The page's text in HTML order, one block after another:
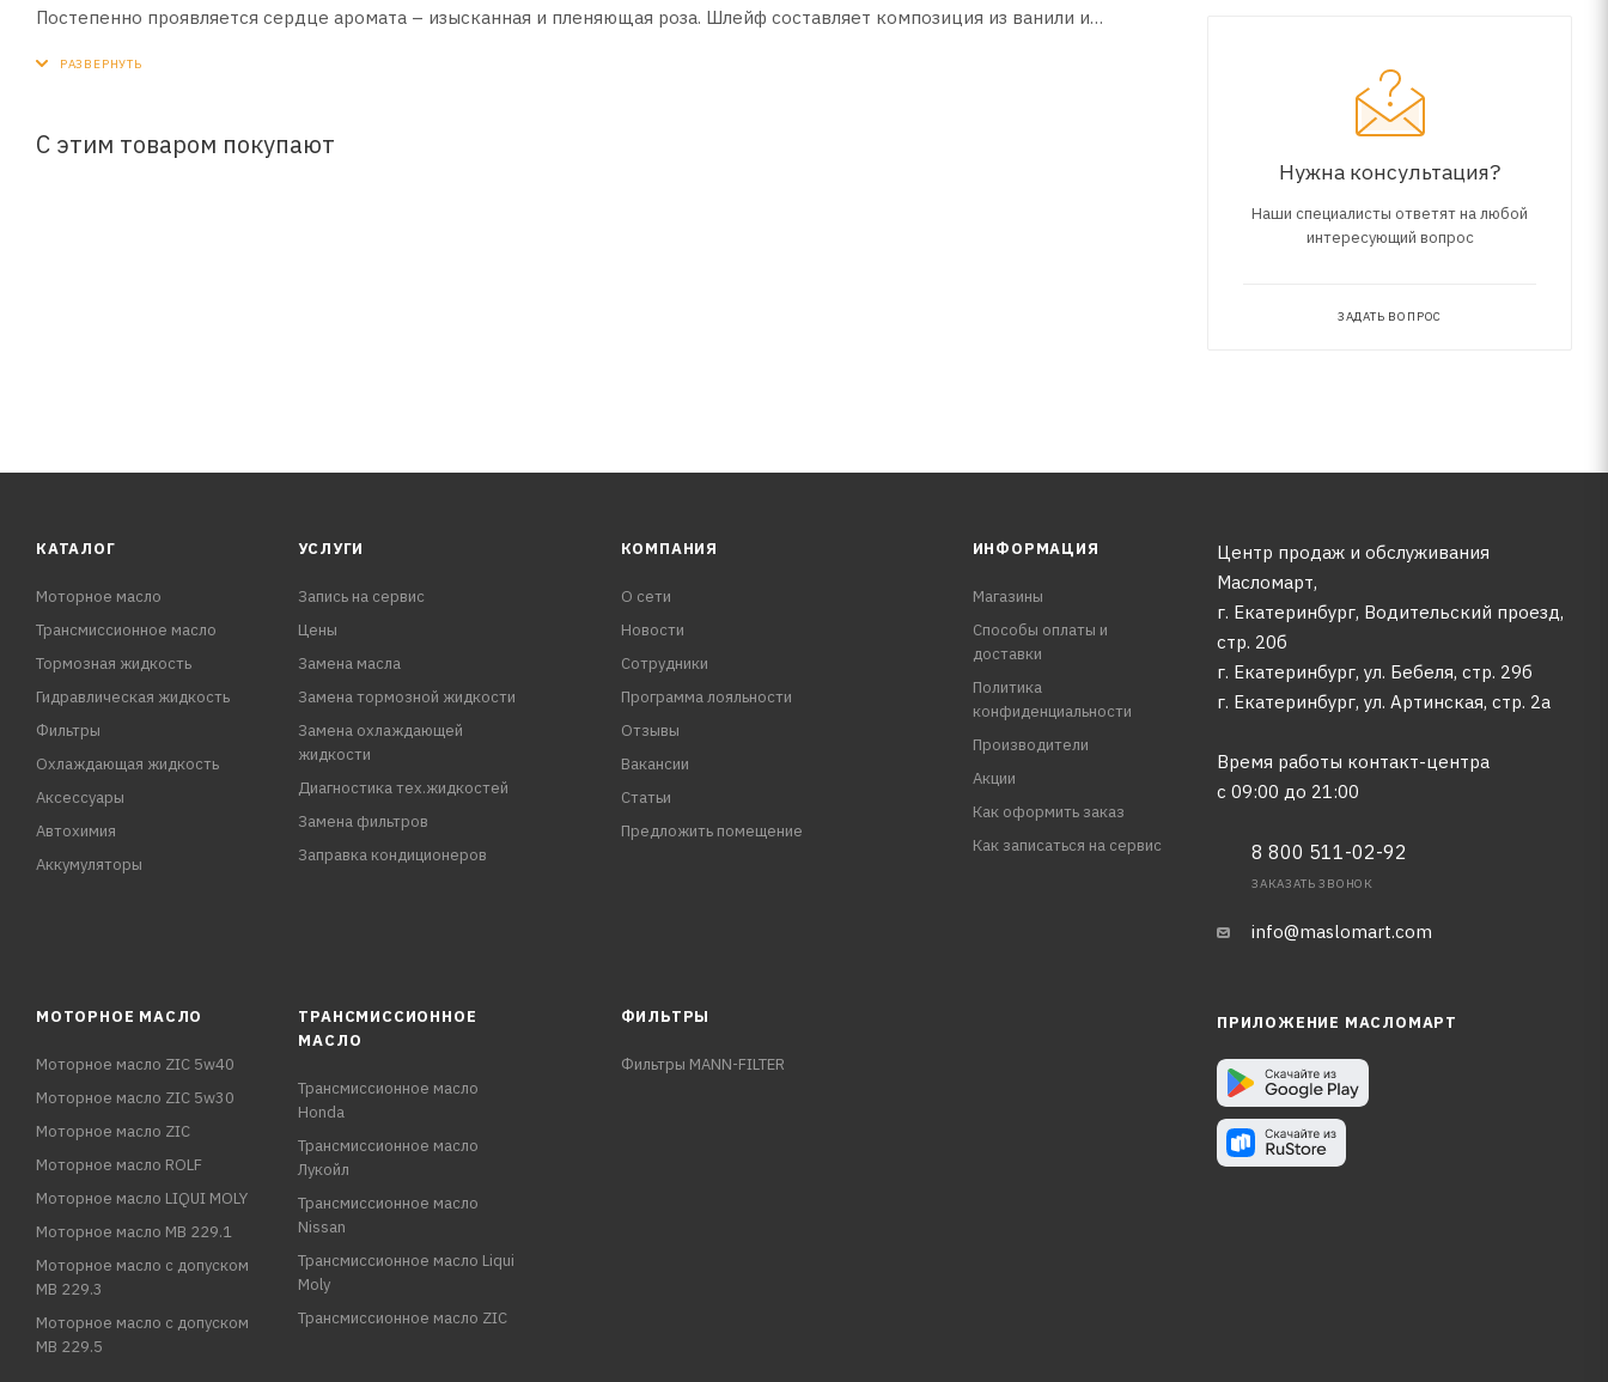
Постепенно проявляется сердце аромата – изысканная и пленяющая роза. Шлейф составляет композиция из ванили и
С этим товаром покупают
Нужна консультация?
Наши специалисты ответят на любой
интересующий вопрос
ЗАДАТЬ ВОПРОС
КАТАЛОГ
Моторное масло
Трансмиссионное масло
Тормозная жидкость
Гидравлическая жидкость
Фильтры
Охлаждающая жидкость
Аксессуары
Автохимия
Аккумуляторы
УСЛУГИ
Запись на сервис
Цены
Замена масла
Замена тормозной жидкости
Замена охлаждающей
жидкости
Диагностика тех.жидкостей
Замена фильтров
Заправка кондиционеров
КОМПАНИЯ
О сети
Новости
Сотрудники
Программа лояльности
Отзывы
Вакансии
Статьи
Предложить помещение
ИНФОРМАЦИЯ
Магазины
Способы оплаты и
доставки
Политика
конфиденциальности
Производители
Акции
Как оформить заказ
Как записаться на сервис
Центр продаж и обслуживания
Масломарт,
г. Екатеринбург, Водительский проезд,
стр. 20б
г. Екатеринбург, ул. Бебеля, стр. 29б
г. Екатеринбург, ул. Артинская, стр. 2а
Время работы контакт-центра
с 09:00 до 21:00
8 800 511-02-92
ЗАКАЗАТЬ ЗВОНОК
info@maslomart.com
МОТОРНОЕ МАСЛО
Моторное масло ZIC 5w40
Моторное масло ZIC 5w30
Моторное масло ZIC
Моторное масло ROLF
Моторное масло LIQUI MOLY
Моторное масло MB 229.1
Моторное масло с допуском
MB 229.3
Моторное масло с допуском
MB 229.5
ТРАНСМИССИОННОЕ
МАСЛО
Трансмиссионное масло
Honda
Трансмиссионное масло
Лукойл
Трансмиссионное масло
Nissan
Трансмиссионное масло Liqui
Moly
Трансмиссионное масло ZIC
ФИЛЬТРЫ
Фильтры MANN-FILTER
ПРИЛОЖЕНИЕ МАСЛОМАРТ